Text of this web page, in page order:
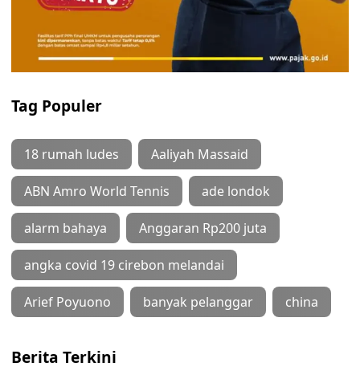
Tag Populer
18 rumah ludes Aaliyah Massaid
ABN Amro World Tennis ade londok
alarm bahaya Anggaran Rp200 juta
angka covid 19 cirebon melandai
Arief Poyuono banyak pelanggar china
Berita Terkini